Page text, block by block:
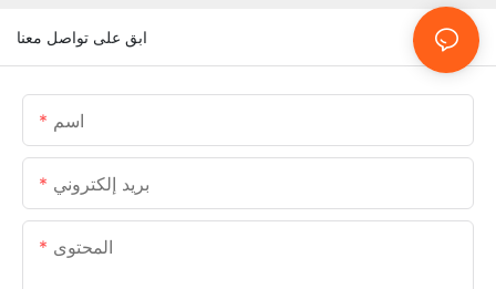
ابق على تواصل معنا
اسم
بريد إلكتروني
المحتوى